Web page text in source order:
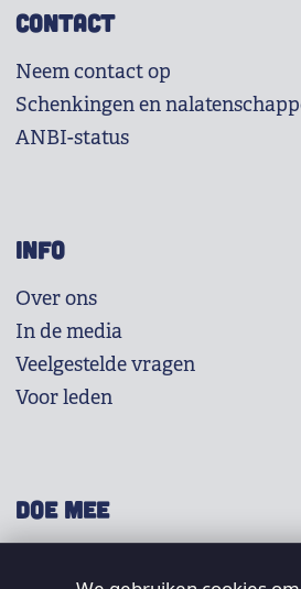
CONTACT
Neem contact op
Schenkingen en
ANBI-status
INFO
Over ons
In de media
Veelgestelde vragen
Voor leden
DOE MEE